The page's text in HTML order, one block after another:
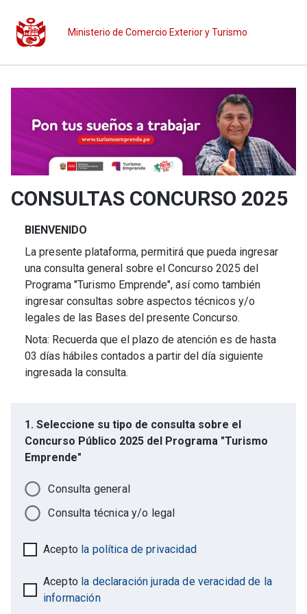
Ministerio de Comercio Exterior y Turismo
CONSULTAS CONCURSO 2025
BIENVENIDO
La presente plataforma, permitirá que pueda ingresar
una consulta general sobre el Concurso 2025 del
Programa "Turismo Emprende", así como también
ingresar consultas sobre aspectos técnicos y/o
legales de las Bases del presente Concurso.
Nota: Recuerda que el plazo de atención es de hasta
03 días hábiles contados a partir del día siguiente
ingresada la consulta.
1. Seleccione su tipo de consulta sobre el
Concurso Público 2025 del Programa "Turismo
Emprende"
Consulta general
Consulta técnica y/o legal
Acepto la política de privacidad
Acepto la declaración jurada de veracidad de la
información